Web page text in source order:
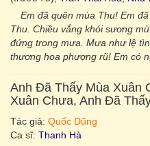
Em đã quên mùa Thu! Em
Thu. Chiều vắng khói sương
đứng trong mưa. Mưa như lệ
thương hoa phượng rũ! Em có
Anh Đã Thấy Mùa Xuân
Xuân Chưa, Anh Đã
Tác giả: Quốc Dũng
Ca sĩ: Thanh Hà